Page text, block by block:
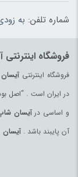
شماره تلفن: به
فروشگاه
فروشگاه اینترنتی
در ایران است . “اصل
و اساسی درآیسان
آن پایبند باشد .
بیفزاید تا بتواند